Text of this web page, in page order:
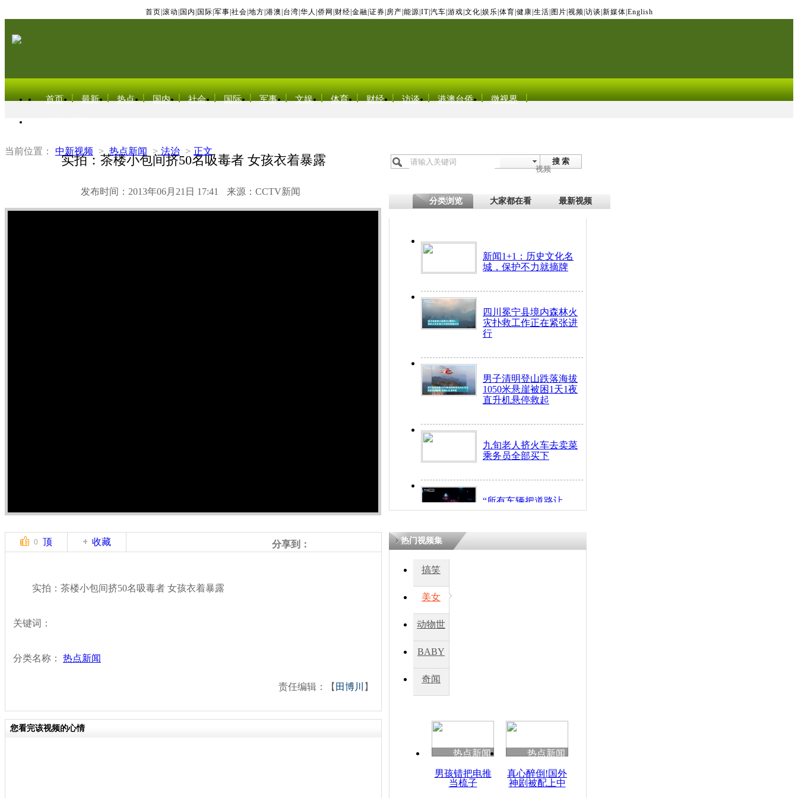
首页 滚动 国内 国际 军事 社会 地方 港澳 台湾 华人 侨网 财经 金融 证券 房产 能源 IT| 汽车 游戏 文化 娱乐 体育 健康 生活 图片 视频 访谈 新媒体 English
首页 最新 热点 国内 社会 国际 军事 文娱 体育 财经 访谈 港澳台侨 微视界
当前位置： 中新视频 > 热点新闻 > 法治 > 正文
实拍：茶楼小包间挤50名吸毒者 女孩衣着暴露
发布时间：2013年06月21日 17:41 来源：CCTV新闻
搜 索
视频
分类浏览 大家都在看 最新视频
新闻1+1：历史文化名
城，保护不力就摘牌
四川冕宁县境内森林火
灾扑救工作正在紧张进
行
男子清明登山跌落海拔
1050米悬崖被困1天1夜
直升机悬停救起
九旬老人挤火车去卖菜
乘务员全部买下
“所有车辆把道路让
开！”儿童突发疾病交
四川兴文苗乡上万人欢
度苗族花山节
0 顶 收藏 分享到：
实拍：茶楼小包间挤50名吸毒者 女孩衣着暴露
关键词：
分类名称： 热点新闻
责任编辑：【 田博川 】
您看完该视频的心情
热门视频集
搞笑
美女
动物世
BABY
秀
奇闻
热点新闻
男孩错把电推
当梳子
热点新闻
真心醉倒!国外
神剧被配上中